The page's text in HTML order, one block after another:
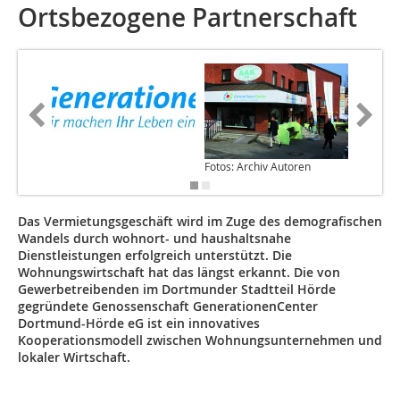
Ortsbezogene Partnerschaft
Fotos: Archiv Autoren
Das Vermietungsgeschäft wird im Zuge des demografischen
Wandels durch wohnort- und haushaltsnahe
Dienstleistungen erfolgreich unterstützt. Die
Wohnungswirtschaft hat das längst erkannt. Die von
Gewerbetreibenden im Dortmunder Stadtteil Hörde
gegründete Genossenschaft GenerationenCenter
Dortmund-Hörde eG ist ein innovatives
Kooperationsmodell zwischen Wohnungsunternehmen und
lokaler Wirtschaft.